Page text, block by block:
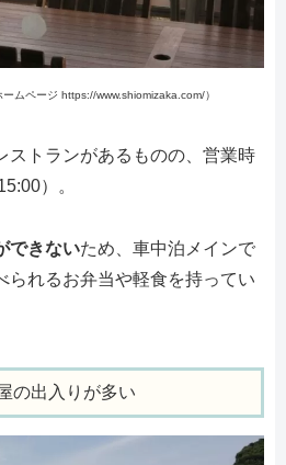
ムページ https://www.shiomizaka.com/）
ストランがあるものの、営業時
）。
できないため、車中泊メインで
られるお弁当や軽食を持ってい
の出入りが多い